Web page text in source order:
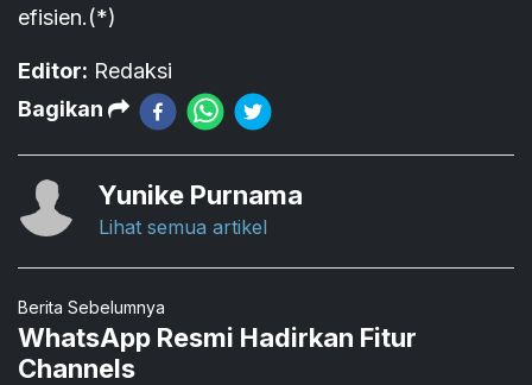
efisien.(*)
Editor: Redaksi
Bagikan
Yunike Purnama
Lihat semua artikel
Berita Sebelumnya
WhatsApp Resmi Hadirkan Fitur
Channels